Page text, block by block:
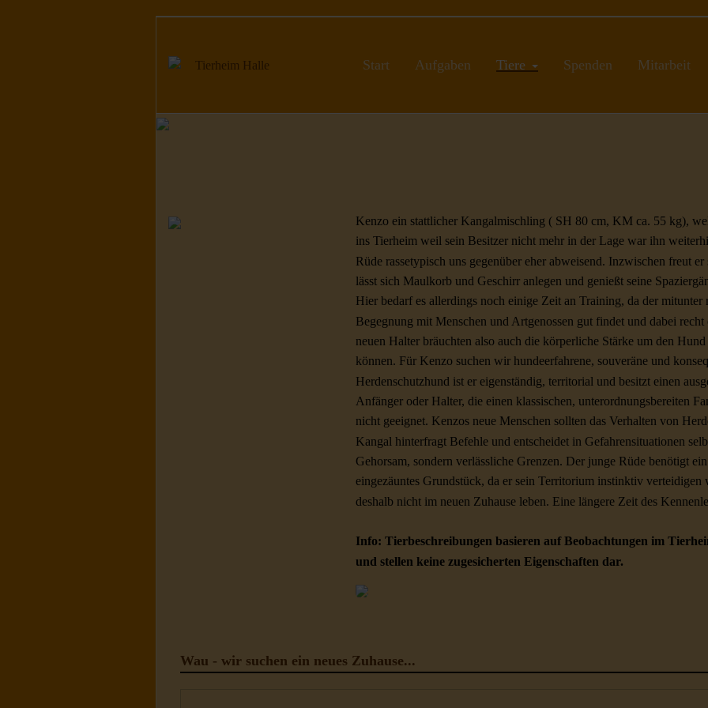
Start Aufgaben Tiere Spenden Mitarbeit
Kenzo ein stattlicher Kangalmischling ( SH 80 cm, KM ca. 55 kg),
ins Tierheim weil sein Besitzer nicht mehr in der Lage war ihn
Rüde rassetypisch uns gegenüber eher abweisend. Inzwischen freut
lässt sich Maulkorb und Geschirr anlegen und genießt seine
Hier bedarf es allerdings noch einige Zeit an Training, da der mitunter
Begegnung mit Menschen und Artgenossen gut findet und dabei
neuen Halter bräuchten also auch die körperliche Stärke um den
können. Für Kenzo suchen wir hundeerfahrene, souveräne und
Herdenschutzhund ist er eigenständig, territorial und besitzt einen
Anfänger oder Halter, die einen klassischen, unterordnungsbereiten
nicht geeignet. Kenzos neue Menschen sollten das Verhalten von
Kangal hinterfragt Befehle und entscheidet in Gefahrensituationen
Gehorsam, sondern verlässliche Grenzen. Der junge Rüde benötigt
eingezäuntes Grundstück, da er sein Territorium instinktiv
deshalb nicht im neuen Zuhause leben. Eine längere Zeit des
Info: Tierbeschreibungen basieren auf Beobachtungen im
und stellen keine zugesicherten Eigenschaften dar.
Wau - wir suchen ein neues Zuhause...